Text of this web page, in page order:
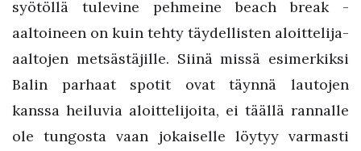
syötöllä tulevine pehmeine beach break -
aaltoineen on kuin tehty täydellisten aloittelija-
aaltojen metsästäjille. Siinä missä esimerkiksi
Balin parhaat spotit ovat täynnä lautojen
kanssa heiluvia aloittelijoita, ei täällä rannalle
ole tungosta vaan jokaiselle löytyy varmasti